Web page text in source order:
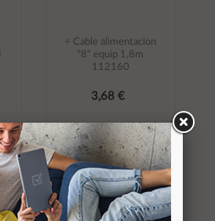
÷ Cable alimentacion
"8" equip 1,8m
112160
3,68 €
Stocks (+10)
Añadir al
carrito